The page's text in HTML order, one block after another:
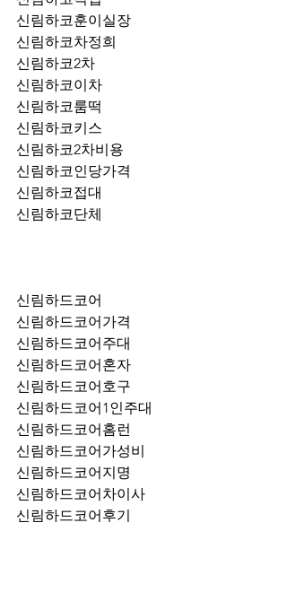
신림하코훈이실장
신림하코차정희
신림하코2차
신림하코이차
신림하코룸떡
신림하코키스
신림하코2차비용
신림하코인당가격
신림하코접대
신림하코단체
신림하드코어
신림하드코어가격
신림하드코어주대
신림하드코어혼자
신림하드코어호구
신림하드코어1인주대
신림하드코어홈런
신림하드코어가성비
신림하드코어지명
신림하드코어차이사
신림하드코어후기